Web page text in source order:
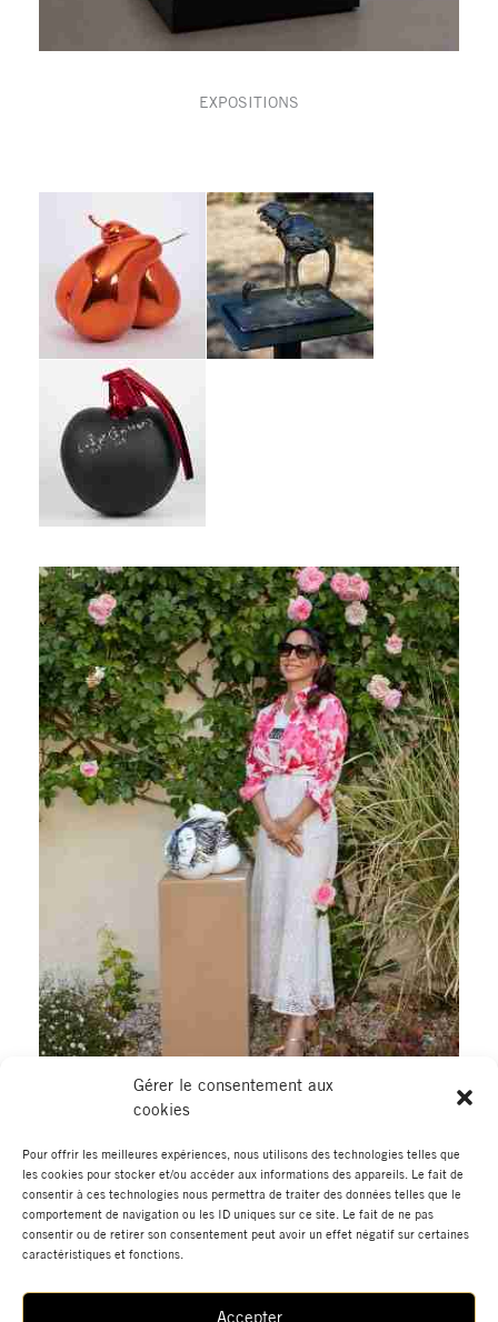
Gérer le consentement aux
cookies
Pour offrir les meilleures expériences, nous utilisons des technologies telles que
les cookies pour stocker et/ou accéder aux informations des appareils. Le fait de
consentir à ces technologies nous permettra de traiter des données telles que le
comportement de navigation ou les ID uniques sur ce site. Le fait de ne pas
consentir ou de retirer son consentement peut avoir un effet négatif sur certaines
caractéristiques et fonctions.
Accepter
EXPOSITIONS
Élément de portfolio
précédent
Élément de portfolio suivant→
Données Personnelles